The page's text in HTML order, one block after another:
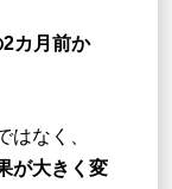
カ月前か
はなく、
が大きく変